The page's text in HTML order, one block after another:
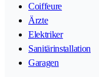
Coiffeure
Ärzte
Elektriker
Sanitärinstallation
Garagen